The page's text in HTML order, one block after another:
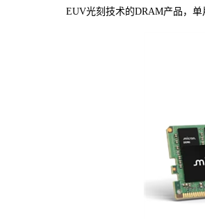
EUV光刻技术的DRAM产品，单